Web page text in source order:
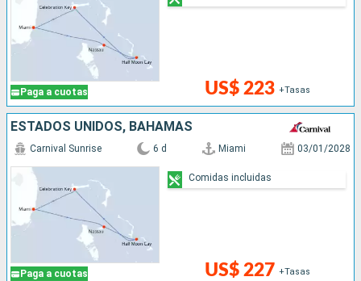
Paga a cuotas US$ 223 +Tasas
ESTADOS UNIDOS, BAHAMAS
Paga a cuotas
Carnival Sunrise 6 d Miami 03/01/2028
US$ 227 +Tasas
Comidas incluidas